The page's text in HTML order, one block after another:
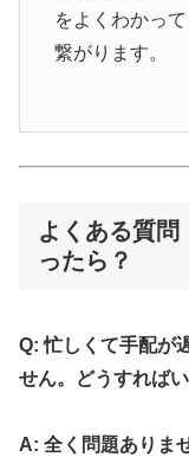
をよくわかっ
繋がります。
よくある質問
ったら？
Q: 忙しくて手配が
せん。どうすれば
A: 全く問題ありま